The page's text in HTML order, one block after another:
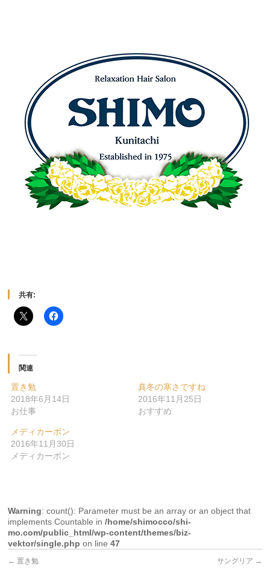
共有:
関連
置き勉
2018年6月14日
お仕事
真冬の寒さですね
2016年11月25日
おすすめ
メディカーボン
2016年11月30日
メディカーボン
Warning: count(): Parameter must be an array or an object that
implements Countable in/home/shimocco/shi-
mo.com/public_html/wp-content/themes/biz-
vektor/single.php on line47
← 置き勉 サングリア →